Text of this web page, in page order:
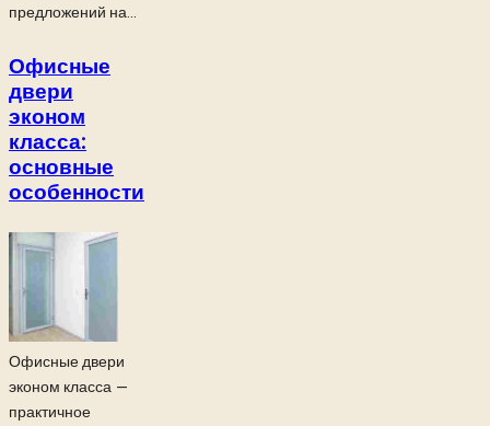
предложений на...
Офисные
двери
эконом
класса:
основные
особенности
Офисные двери
эконом класса —
практичное